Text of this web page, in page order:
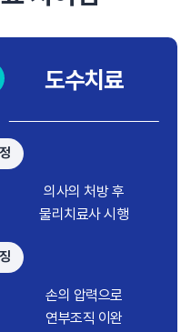
도수치료
의사의 처방 후
물리치료사 시행
손의 압력으로
연부조직 이완